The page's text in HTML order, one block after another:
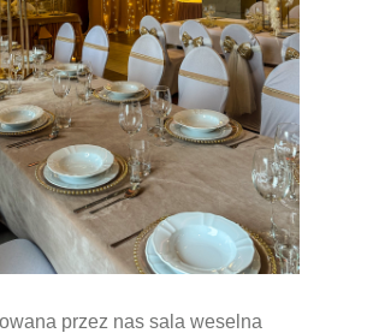
przez nas sala weselna